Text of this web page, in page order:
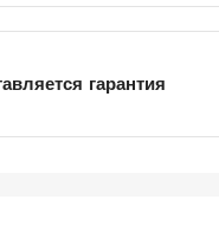
гарантия